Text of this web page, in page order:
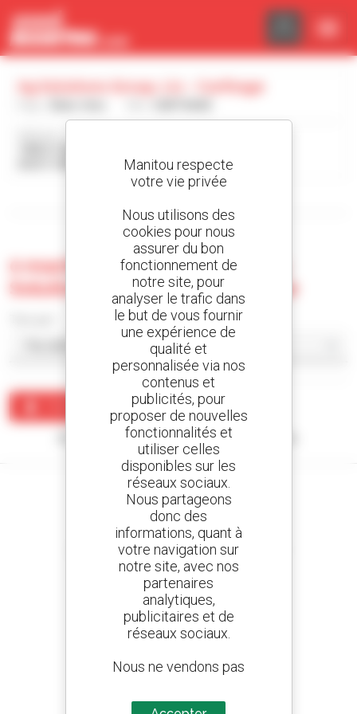
Ag Solutions Group, Llc - Carthage
62321 CARTHAGE États-Unis
0 machine d'occasion chez Ag
Solutions Group, Llc - Carthage
Créer une alerte
Aucun résultat ne correspond à votre recherche.
Créez vos alertes
et recevez des annonces de matériels d'occasion
800 concessionnaires
Manitou partout dans le monde
Panneau de gestion des cookies
Manitou respecte
votre vie privée
Nous utilisons des
cookies pour nous
assurer du bon
fonctionnement de
notre site, pour
analyser le trafic dans
le but de vous fournir
une expérience de
qualité et
personnalisée via nos
contenus et
publicités, pour
proposer de nouvelles
fonctionnalités et
utiliser celles
disponibles sur les
réseaux sociaux.
Nous partageons
donc des
informations, quant à
votre navigation sur
notre site, avec nos
partenaires
analytiques,
publicitaires et de
réseaux sociaux.
Nous ne vendons pas
tiers